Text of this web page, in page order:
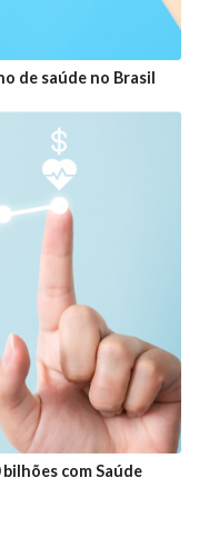
de saúde no Brasil
com Saúde